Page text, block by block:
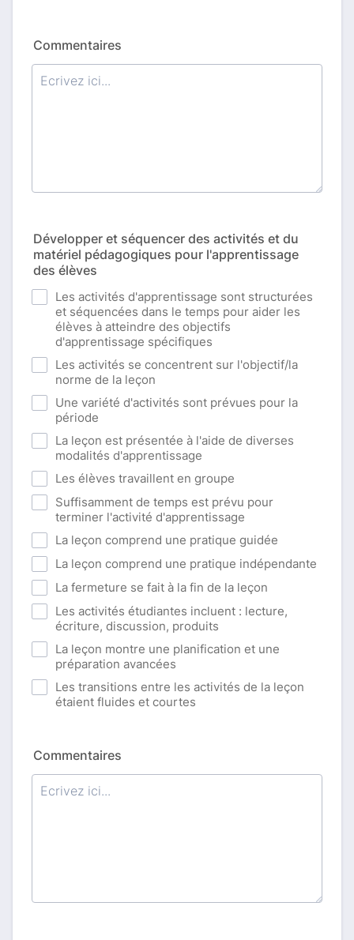
Commentaires
Développer et séquencer des activités et du
matériel pédagogiques pour l'apprentissage
des élèves
Les activités d'apprentissage sont structurées
et séquencées dans le temps pour aider les
élèves à atteindre des objectifs
d'apprentissage spécifiques
Les activités se concentrent sur l'objectif/la
norme de la leçon
Une variété d'activités sont prévues pour la
période
La leçon est présentée à l'aide de diverses
modalités d'apprentissage
Les élèves travaillent en groupe
Suffisamment de temps est prévu pour
terminer l'activité d'apprentissage
La leçon comprend une pratique guidée
La leçon comprend une pratique indépendante
La fermeture se fait à la fin de la leçon
Les activités étudiantes incluent : lecture,
écriture, discussion, produits
La leçon montre une planification et une
préparation avancées
Les transitions entre les activités de la leçon
étaient fluides et courtes
Commentaires